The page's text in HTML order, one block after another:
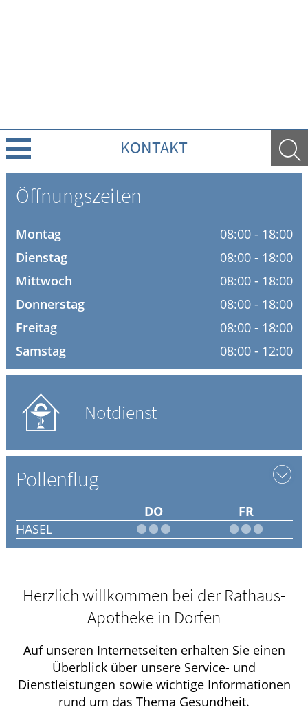
KONTAKT
Leistungen
Krankheiten & Therapie
ELTERN UND KIND
Öffnungszeiten
Montag
08:00 - 18:00
Dienstag
08:00 - 18:00
Mittwoch
08:00 - 18:00
Donnerstag
08:00 - 18:00
Freitag
08:00 - 18:00
Samstag
08:00 - 12:00
Notdienst
Pollenflug
DO
FR
HASEL
Herzlich willkommen bei der Rathaus-
Apotheke in Dorfen
Auf unseren Internetseiten erhalten Sie einen
Überblick über unsere Service- und
Dienstleistungen sowie wichtige Informationen
rund um das Thema Gesundheit.